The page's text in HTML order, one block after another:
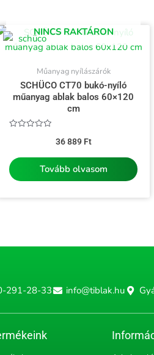
NINCS RAKTÁRON
Műanyag nyílászárók
SCHÜCO CT70 bukó-nyíló
műanyag ablak balos 60×120
cm
36 889 Ft
Tovább olvasom
291-28-33 info@tiblak.hu